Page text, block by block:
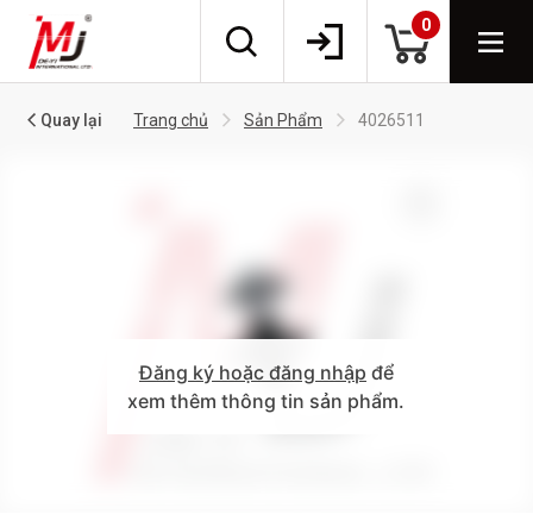
0
Quay lại Trang chủ Sản Phẩm 4026511
Đăng ký hoặc đăng nhập để
xem thêm thông tin sản phẩm.